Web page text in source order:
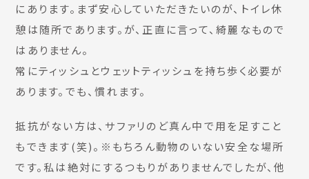
にあります。まず安心していただきたいのが、トイレ休
憩は随所であります。が、正直に言って、綺麗なもので
はありません。
常にティッシュとウェットティッシュを持ち歩く必要が
あります。でも、慣れます。
抵抗がない方は、サファリのど真ん中で用を足すこと
もできます(笑)。※もちろん動物のいない安全な場所
です。私は絶対にするつもりがありませんでしたが、他